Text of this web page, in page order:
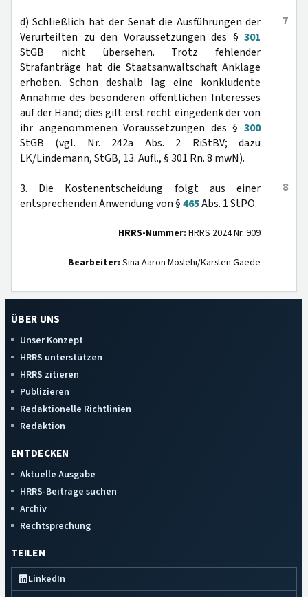
7
d) Schließlich hat der Senat die Ausführungen der
Verurteilten zu den Voraussetzungen des § 301
StGB nicht übersehen. Trotz fehlender
Strafanträge hat die Staatsanwaltschaft Anklage
erhoben. Schon deshalb lag eine konkludente
Annahme des besonderen öffentlichen Interesses
auf der Hand; dies gilt erst recht eingedenk der von
ihr angenommenen Voraussetzungen des § 300
StGB (vgl. Nr. 242a Abs. 2 RiStBV; dazu
LK/Lindemann, StGB, 13. Aufl., § 301 Rn. 8 mwN).
8
3. Die Kostenentscheidung folgt aus einer
entsprechenden Anwendung von §465Abs. 1 StPO.
HRRS-Nummer: HRRS 2024 Nr. 909
Bearbeiter: Sina Aaron Moslehi/Karsten Gaede
ÜBER UNS
Unser Konzept
HRRS unterstützen
HRRS zitieren
Publizieren
Redaktionelle Richtlinien
Redaktion
ENTDECKEN
Aktuelle Ausgabe
HRRS-Beiträge suchen
Archiv
Rechtsprechung
TEILEN
LinkedIn